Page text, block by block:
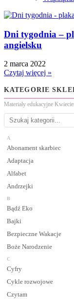
Dni tygodnia –
angielsku
2 marca 2022
Czytaj więcej »
KATEGORIE
Materiały edukacyjne
A
Abonament skarbiec
Adaptacja
Alfabet
Andrzejki
B
Bądź Eko
Bajki
Bezpieczne Wakacje
Boże Narodzenie
C
Cyfry
Cykle rozwojowe
Czytam